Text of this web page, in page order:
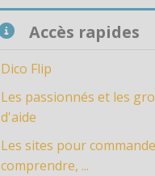
Accès rapides
Dico Flip
Les passionnés et les
d'aide
Les sites pour
comprendre, ...